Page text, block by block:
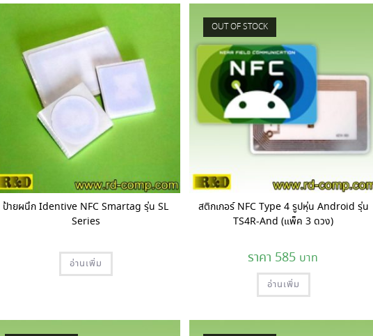
ป้ายผนึก Identive NFC Smartag รุ่น SL
Series
อ่านเพิ่ม
OUT OF STOCK
สติกเกอร์ NFC Type 4 รูปหุ่น Android รุ่น
TS4R-And (แพ็ค 3 ดวง)
585
อ่านเพิ่ม